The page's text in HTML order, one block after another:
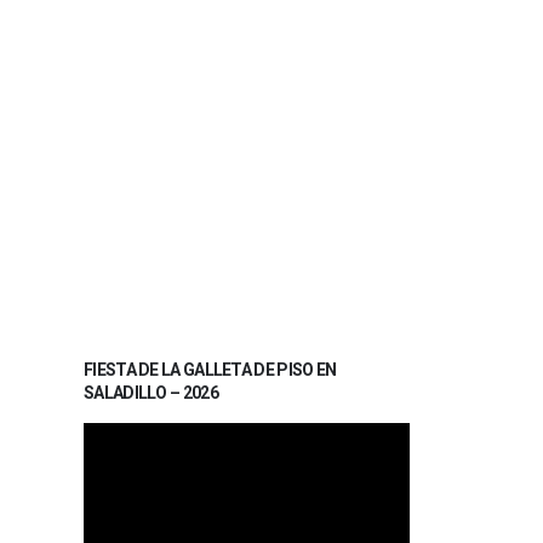
FIESTA DE LA GALLETA DE PISO EN
SALADILLO – 2026